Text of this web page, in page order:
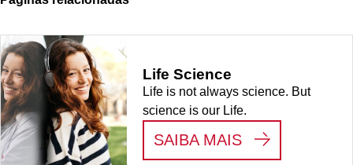
Life Science
Life is not always science. But
science is our Life.
SAIBA MAIS: LIFE